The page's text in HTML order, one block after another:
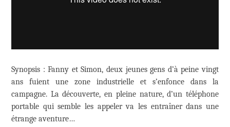
Synopsis : Fanny et Simon, deux jeunes gens d’à peine vingt
ans fuient une zone industrielle et s’enfonce dans la
campagne. La découverte, en pleine nature, d’un téléphone
portable qui semble les appeler va les entraîner dans une
étrange aventure…